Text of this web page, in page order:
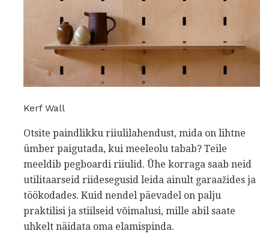
Kerf Wall
Otsite paindlikku riiulilahendust, mida on lihtne
ümber paigutada, kui meeleolu tabab? Teile
meeldib pegboardi riiulid. Ühe korraga saab neid
utilitaarseid riidesegusid leida ainult garaažides ja
töökodades. Kuid nendel päevadel on palju
praktilisi ja stiilseid võimalusi, mille abil saate
uhkelt näidata oma elamispinda.